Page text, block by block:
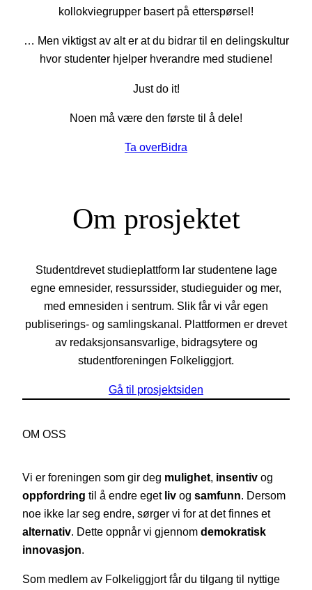
kollokviegrupper basert på etterspørsel!
… Men viktigst av alt er at du bidrar til en delingskultur
hvor studenter hjelper hverandre med studiene!
Just do it!
Noen må være den første til å dele!
Ta overBidra
Om prosjektet
Studentdrevet studieplattform lar studentene lage
egne emnesider, ressurssider, studieguider og mer,
med emnesiden i sentrum. Slik får vi vår egen
publiserings- og samlingskanal. Plattformen er drevet
av redaksjonsansvarlige, bidragsytere og
studentforeningen Folkeliggjort.
Gå til prosjektsiden
OM OSS
Vi er foreningen som gir deg mulighet, insentiv og
oppfordring til å endre eget liv og samfunn. Dersom
noe ikke lar seg endre, sørger vi for at det finnes et
alternativ. Dette oppnår vi gjennom demokratisk
innovasjon.
Som medlem av Folkeliggjort får du tilgang til nyttige